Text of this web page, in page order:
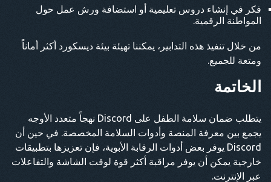
فكر في إنشاء دروس تعليمية أو استضافة ورش عمل حول
المواطنة الرقمية.
من خلال تنفيذ هذه التدابير، يمكننا تهيئة بيئة ديسكورد أكثر أماناً
ومتعة للجميع.
الخاتمة
يتطلب ضمان سلامة الطفل على Discord نهجاً متعدد الأوجه
يجمع بين معرفة المنصة وأدوات السلامة المخصصة. في حين أن
Discord يوفر بعض أدوات الرقابة الأبوية، فإن تعزيزها بتطبيقات
خارجية يمكن أن يوفر مراقبة أكثر قوة لوقت الشاشة والتفاعلات
عبر الإنترنت.